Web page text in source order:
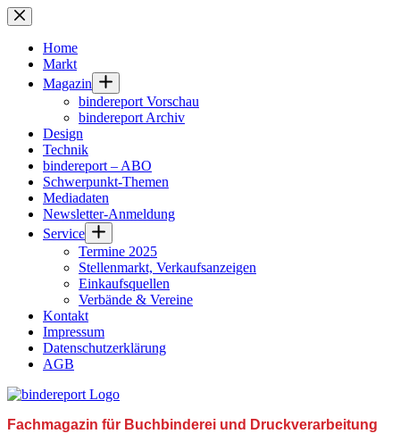
Zum
Inhalt
springenHome
Markt
Magazin
bindereport Vorschau
bindereport Archiv
Design
Technik
bindereport – ABO
Schwerpunkt-Themen
Mediadaten
Newsletter-Anmeldung
Service
Termine 2025
Stellenmarkt, Verkaufsanzeigen
Einkaufsquellen
Verbände & Vereine
Kontakt
Impressum
Datenschutzerklärung
AGB
Fachmagazin für Buchbinderei und Druckverarbeitung